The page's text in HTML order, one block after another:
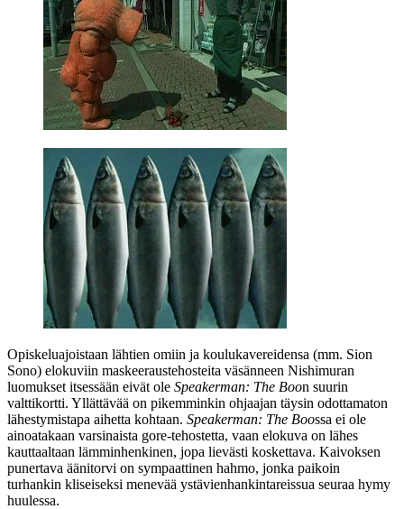
Opiskeluajoistaan lähtien omiin ja koulukavereidensa (mm. Sion
Sono) elokuviin maskeeraustehosteita väsänneen Nishimuran
luomukset itsessään eivät ole Speakerman: The Boon suurin
valttikortti. Yllättävää on pikemminkin ohjaajan täysin odottamaton
lähestymistapa aihetta kohtaan. Speakerman: The Boossa ei ole
ainoatakaan varsinaista gore-tehostetta, vaan elokuva on lähes
kauttaaltaan lämminhenkinen, jopa lievästi koskettava. Kaivoksen
punertava äänitorvi on sympaattinen hahmo, jonka paikoin
turhankin kliseiseksi menevää ystävienhankintareissua seuraa hymy
huulessa.